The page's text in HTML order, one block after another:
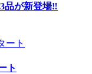
品が新登場‼
ト